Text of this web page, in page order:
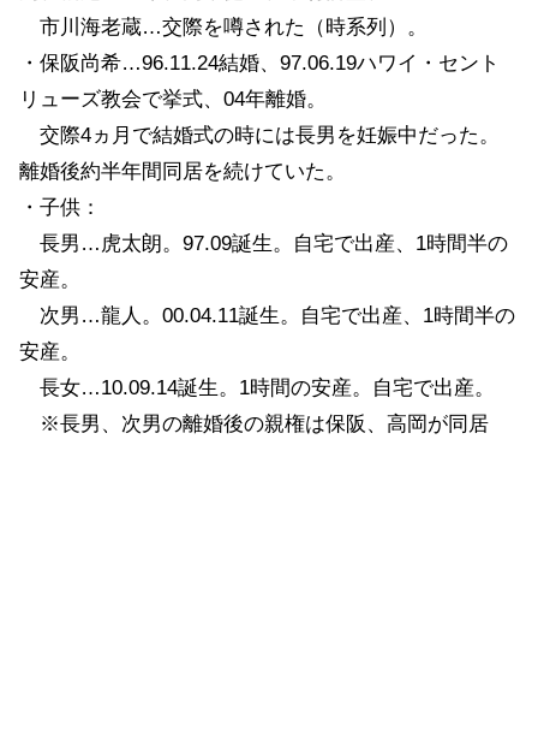
市川海老蔵…交際を噂された（時系列）。
・保阪尚希…96.11.24結婚、97.06.19ハワイ・セント
リューズ教会で挙式、04年離婚。
交際4ヵ月で結婚式の時には長男を妊娠中だった。
離婚後約半年間同居を続けていた。
・子供：
長男…虎太朗。97.09誕生。自宅で出産、1時間半の
安産。
次男…龍人。00.04.11誕生。自宅で出産、1時間半の
安産。
長女…10.09.14誕生。1時間の安産。自宅で出産。
※長男、次男の離婚後の親権は保阪、高岡が同居